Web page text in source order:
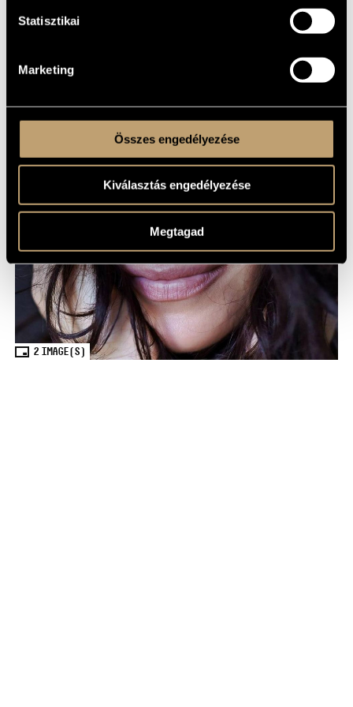
Statisztikai
Marketing
Összes engedélyezése
Kiválasztás engedélyezése
Megtagad
2 IMAGE(S)